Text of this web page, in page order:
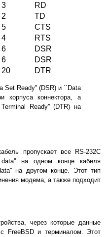
3
RD
2
TD
5
CTS
4
RTS
6
DSR
6
DSR
20 DTR
Set Ready'' (DSR) и ``Data
корпуса коннектора, а
Ready'' (DTR) на
пропускает все RS-232C
на одном конце кабеля
на другом конце. Этот тип
модема, а также подходит
через которые данные
FreeBSD и терминалом. Этот